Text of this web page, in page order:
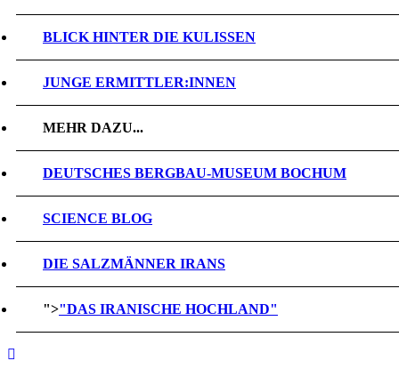
BLICK HINTER DIE KULISSEN
JUNGE ERMITTLER:INNEN
MEHR DAZU...
DEUTSCHES BERGBAU-MUSEUM BOCHUM
SCIENCE BLOG
DIE SALZMÄNNER IRANS
">"DAS IRANISCHE HOCHLAND"